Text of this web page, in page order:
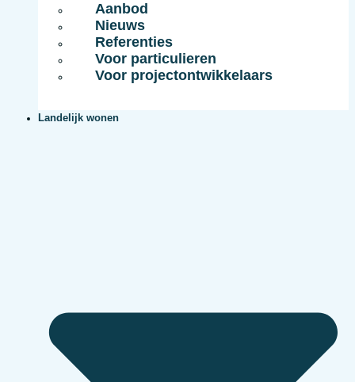
Aanbod
Nieuws
Referenties
Voor particulieren
Voor projectontwikkelaars
Landelijk wonen